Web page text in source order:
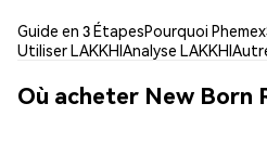
Guide en 3 ÉtapesPourquoi Phemex
Utiliser LAKKHIAnalyse LAKKHI
Où acheter New Born